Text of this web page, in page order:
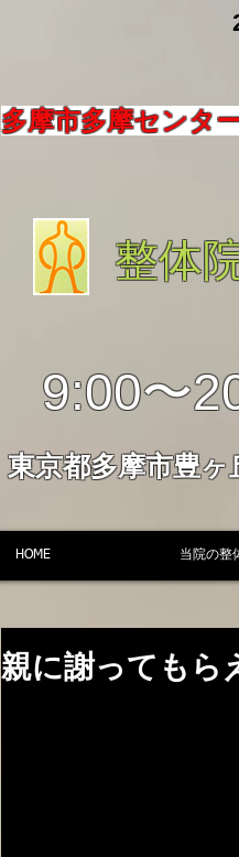
多摩市多摩センタ
整体
9:00〜
東京都多摩市豊ヶ
HOME 当院の整
親に謝ってもら